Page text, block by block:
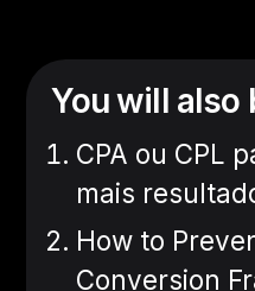
You will also
CPA ou CPL
mais
How to
Conversion